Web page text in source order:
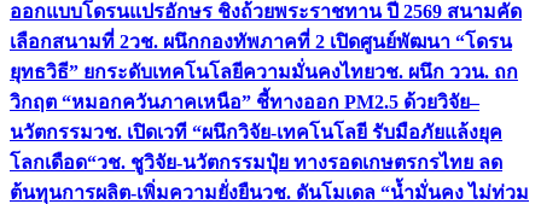
ออกแบบโดรนแปรอักษร ชิงถ้วยพระราชทาน ปี 2569 สนามคัด
เลือกสนามที่ 2วช. ผนึกกองทัพภาคที่ 2 เปิดศูนย์พัฒนา “โดรน
ยุทธวิธี” ยกระดับเทคโนโลยีความมั่นคงไทยวช. ผนึก ววน. ถก
วิกฤต “หมอกควันภาคเหนือ” ชี้ทางออก PM2.5 ด้วยวิจัย–
นวัตกรรมวช. เปิดเวที “ผนึกวิจัย-เทคโนโลยี รับมือภัยแล้งยุค
โลกเดือด“วช. ชูวิจัย-นวัตกรรมปุ๋ย ทางรอดเกษตรกรไทย ลด
ต้นทุนการผลิต-เพิ่มความยั่งยืนวช. ดันโมเดล “น้ำมั่นคง ไม่ท่วม